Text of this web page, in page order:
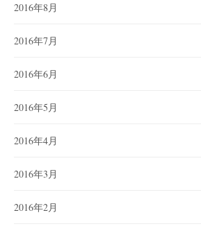
2016年8月
2016年7月
2016年6月
2016年5月
2016年4月
2016年3月
2016年2月